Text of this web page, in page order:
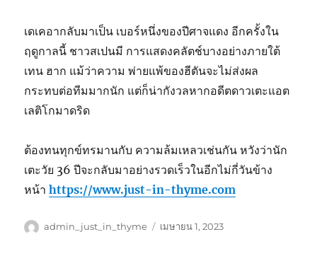
เดเคอากลับมาเป็น เบอร์หนึ่งของปีศาจแดง อีกครั้งใน
ฤดูกาลนี้ ชาวสเปนมี การแสดงคลัตช์บางอย่างภายใต้
เทน ฮาก แม้ว่าความ พ่ายแพ้ของฮีตันจะไม่ส่งผล
กระทบต่อทีมมากนัก แต่ก็น่ากังวลหากอดีตดาวเตะแอต
เลติโกมาดริด
ต้องทนทุกข์ทรมานกับ ความล้มเหลวเช่นกัน หวังว่านัก
เตะวัย 36 ปีจะกลับมาอย่างรวดเร็วในอีกไม่กี่วันข้าง
หน้าhttps://www.just-in-thyme.com
ผู้
admin_just_in_thyme
เขียน
เมษายน 1, 2023